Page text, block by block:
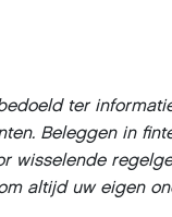
ter
Beleggen in
wisselende
altijd uw eigen